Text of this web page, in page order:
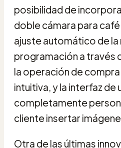
posibilidad de
doble cámara para
ajuste automático de la
programación a través
la operación de
intuitiva, y la interfaz de
completamente
cliente insertar
Otra de las últimas